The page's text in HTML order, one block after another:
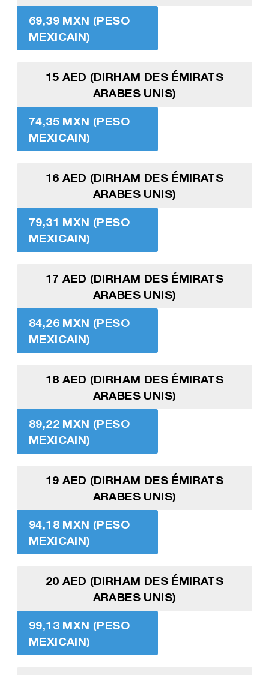
69,39 MXN (PESO
MEXICAIN)
15 AED (DIRHAM DES ÉMIRATS
ARABES UNIS)
74,35 MXN (PESO
MEXICAIN)
16 AED (DIRHAM DES ÉMIRATS
ARABES UNIS)
79,31 MXN (PESO
MEXICAIN)
17 AED (DIRHAM DES ÉMIRATS
ARABES UNIS)
84,26 MXN (PESO
MEXICAIN)
18 AED (DIRHAM DES ÉMIRATS
ARABES UNIS)
89,22 MXN (PESO
MEXICAIN)
19 AED (DIRHAM DES ÉMIRATS
ARABES UNIS)
94,18 MXN (PESO
MEXICAIN)
20 AED (DIRHAM DES ÉMIRATS
ARABES UNIS)
99,13 MXN (PESO
MEXICAIN)